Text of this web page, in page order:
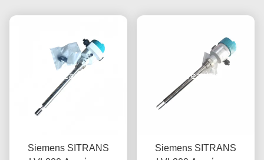
Siemens SITRANS
Siemens SITRANS